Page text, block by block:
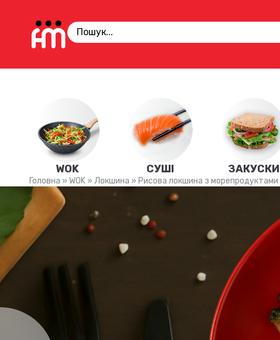
WOK СУШІ ЗАКУСКИ
Головна » WOK » Локшина » Рисова локшина з морепродуктами